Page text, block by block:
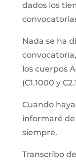
dados los
Nada se ha
los cuerpos
(C1.1000 y
Cuando
informaré de
siempre.
Transcribo